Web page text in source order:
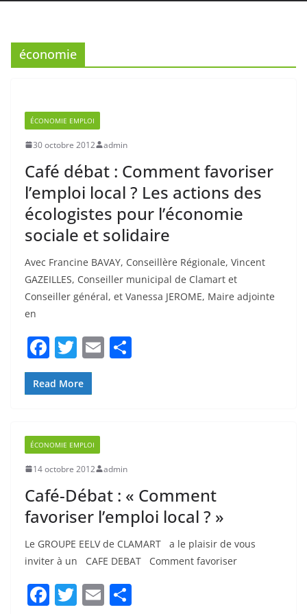
Café débat : Comment favoriser
l’emploi local ? Les actions des
sociale et solidaire
Avec Francine BAVAY, Conseillère Régionale, Vincent
Conseiller général, et Vanessa JEROME, Maire adjointe
en
F
a
c
e
o
o
k
T
w
itt
er
E
m
ai
l
P
ar
ta
g
Read More
14 octobre 2012 admin
Café-Débat : « Comment
favoriser l’emploi local ? »
inviter à un CAFE DEBAT Comment favoriser
F
a
c
e
b
o
o
T
w
itt
er
E
m
ai
l
ar
ta
g
er
Read More
1 février 2012 admin